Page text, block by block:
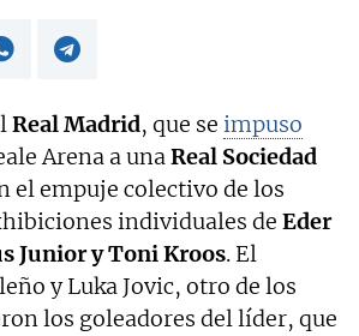
Real Madrid, que se impuso
Arena a unaReal Sociedad
el empuje colectivo de los
individuales de Eder
Junior y Toni Kroos. El
y Luka Jovic, otro de los
los goleadores del líder, que